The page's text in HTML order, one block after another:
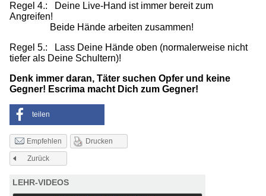
Regel 4.: Deine Live-Hand ist immer bereit zum
Angreifen!
Beide Hände arbeiten zusammen!
Regel 5.: Lass Deine Hände oben (normalerweise nicht
tiefer als Deine Schultern)!
Denk immer daran, Täter suchen Opfer und keine
Gegner! Escrima macht Dich zum Gegner!
teilen
Empfehlen Drucken
Zurück
LEHR-VIDEOS